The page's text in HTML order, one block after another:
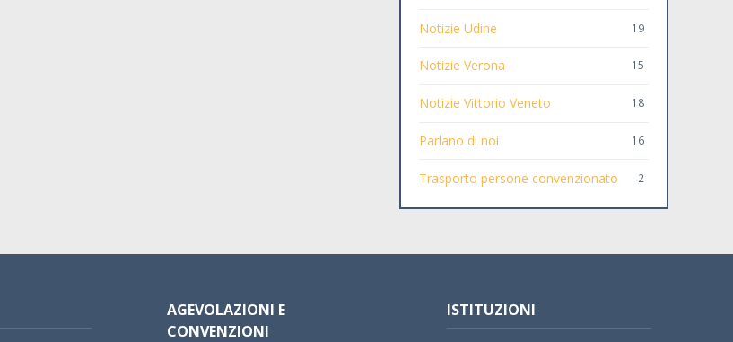
Notizie Udine 19
Notizie Verona 15
Notizie Vittorio Veneto 18
Parlano di noi 16
Trasporto persone convenzionato 2
AGEVOLAZIONI E
CONVENZIONI
ISTITUZIONI